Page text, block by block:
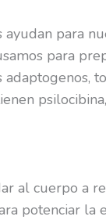
para
para
adaptogenos,
al cuerpo a
potenciar la